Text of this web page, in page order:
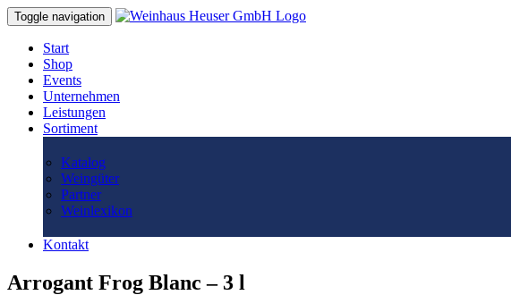
Toggle navigation
Start
Shop
Events
Unternehmen
Leistungen
Sortiment
Katalog
Weingüter
Partner
Weinlexikon
Kontakt
Arrogant Frog Blanc – 3 l